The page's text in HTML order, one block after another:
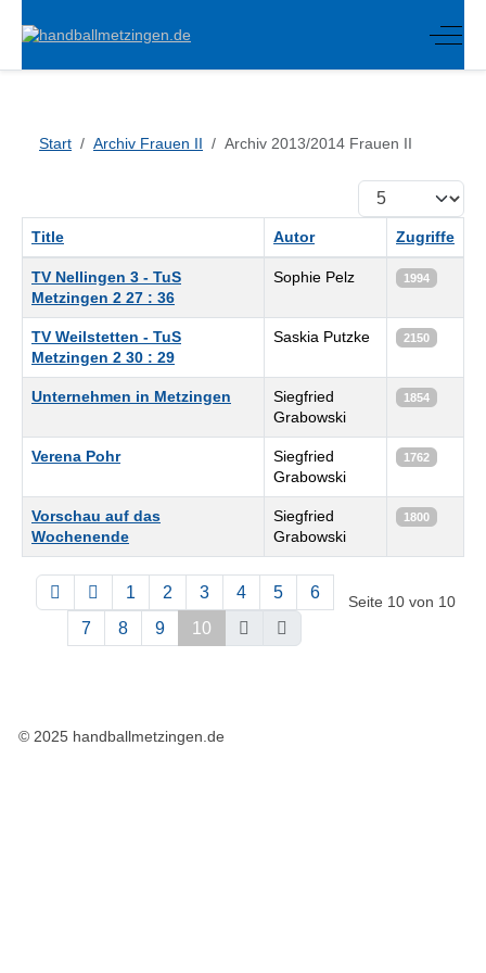
Off-
Start Archiv Frauen II Archiv 2013/2014 Frauen II
Anzeige #
Title Autor Zugriffe
TV Nellingen 3 - TuS
Metzingen 2 27 : 36
Sophie Pelz 1994
TV Weilstetten - TuS
Metzingen 2 30 : 29
Saskia Putzke 2150
Unternehmen in Metzingen
Siegfried
Grabowski
1854
Verena Pohr
Siegfried
Grabowski
1762
Vorschau auf das
Wochenende
Siegfried
Grabowski
1800
Seite 10 von 10
1 2 3 4 5
6
7
8 9 10
© 2025 handballmetzingen.de